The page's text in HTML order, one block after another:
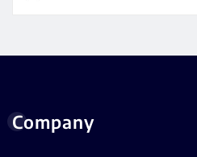
Company